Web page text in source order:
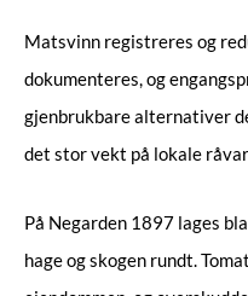
Matsvinn registreres og
dokumenteres, og
gjenbrukbare alternativer
det stor vekt på lokale
På Negarden 1897 lages
hage og skogen rundt.